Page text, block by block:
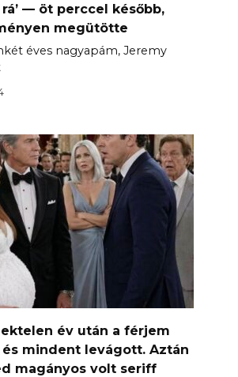
— öt perccel később,
megütötte
éves nagyapám, Jeremy
év után a férjem
mindent levágott. Aztán
magányos volt seriff